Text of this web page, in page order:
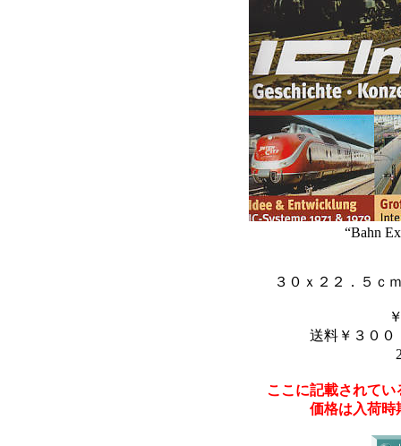
“Bahn
３０ｘ２２．５ｃ
送料￥３００
ここに記載されて
価格は入荷時